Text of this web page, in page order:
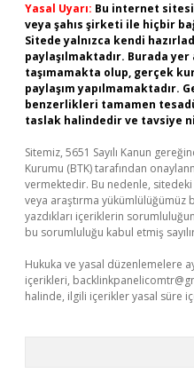
Yasal Uyarı: Bu internet
veya şahıs şirketi ile hiçbir
Sitede yalnızca kendi
paylaşılmaktadır. Burada
taşımamakta olup, gerçek
paylaşım yapılmamaktadır.
benzerlikleri tamamen
taslak halindedir ve tavsiye
Sitemiz, 5651 Sayılı Kanun
Kurumu (BTK) tarafından
vermektedir. Bu nedenle,
veya araştırma yükümlülüğümüz
yazdıkları içeriklerin
bu sorumluluğu kabul etmiş
Hukuka ve yasal düzenlemelere
içerikleri,
halinde, ilgili içerikler yasal süre